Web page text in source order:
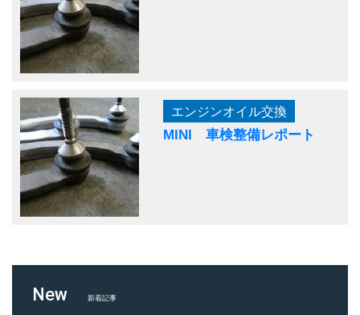
エンジンオイル交換
MINI 車検整備レポート
New 新着記事